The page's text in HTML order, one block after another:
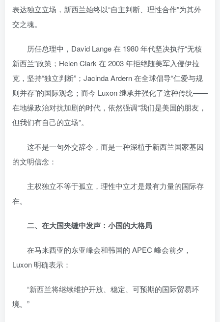
表达独立立场，新西兰始终以“自主判断、理性合作”为其外
交之魂。
历任总理中，David Lange 在 1980 年代坚决执行“无核
新西兰”政策；Helen Clark 在 2003 年拒绝随美军入侵伊拉
克，坚持“独立判断”；Jacinda Ardern 在全球倡导“仁爱与规
则并存”的国际观念；而今 Luxon 继承并强化了这种传统——
在地缘政治对抗加剧的时代，依然强调“我们是美国的朋友，
但我们有自己的立场”。
这不是一句外交辞令，而是一种深植于新西兰国家基因
的文明信念：
主权独立不等于孤立，理性中立才是最有力量的国际存
在。
二、在大国夹缝中发声：小国的大格局
在马来西亚的东亚峰会和韩国的 APEC 峰会前夕，
Luxon 明确表示：
“新西兰将继续维护开放、稳定、可预期的国际贸易环
境。”